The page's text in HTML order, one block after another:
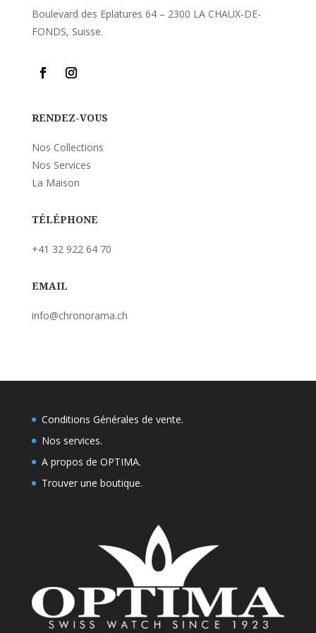
Boulevard des Eplatures 64 – 2300 LA CHAUX-DE-
FONDS, Suisse.
RENDEZ-VOUS
Nos Collections
Nos Services
La Maison
TÉLÉPHONE
+41 32 922 64 70
EMAIL
info@chronorama.ch
Conditions Générales de vente.
Nos services.
A propos de OPTIMA.
Trouver une boutique.